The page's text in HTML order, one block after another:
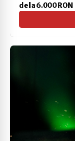
de la 6.000 RON